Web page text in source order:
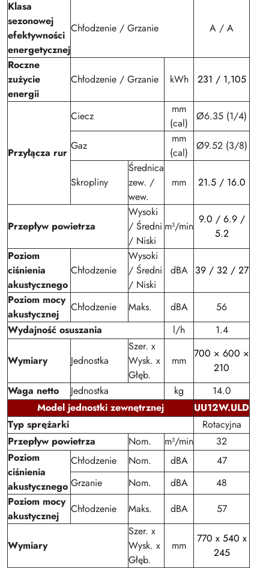
Klasa
sezonowej
efektywności
energetycznej
Chłodzenie / Grzanie A / A
Roczne
zużycie
energii
Chłodzenie / Grzanie kWh 231 / 1,105
Przyłącza rur
Ciecz
mm
(cal)
Ø6.35 (1/4)
Gaz
mm
(cal)
Ø9.52 (3/8)
Skropliny
Średnica
zew. /
wew.
mm 21.5 / 16.0
Przepływ powietrza
Wysoki
/ Średni
/ Niski
m³/min
9.0 / 6.9 /
5.2
Poziom
ciśnienia
akustycznego
Chłodzenie
Wysoki
/ Średni
/ Niski
dBA 39 / 32 / 27
Poziom mocy
akustycznej
Chłodzenie Maks. dBA
56
Wydajność osuszania
l/h 1.4
Wymiary Jednostka
Szer. x
Wysk. x
Głęb.
mm
700 × 600 ×
210
Waga netto
Jednostka kg
14.0
Model jednostki zewnętrznej
UU12W.ULD
Typ sprężarki
Rotacyjna
Przepływ powietrza
Nom. m³/min
32
Poziom
ciśnienia
akustycznego
Chłodzenie Nom. dBA
47
Grzanie
Nom. dBA
48
Poziom mocy
akustycznej
Chłodzenie Maks. dBA 57
Wymiary
Szer. x
Wysk. x
Głęb.
mm
770 x 540 x
245